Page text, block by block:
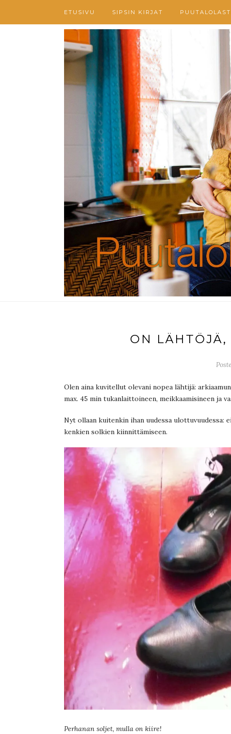
ETUSIVU SIPSIN KIRJAT
ON
Olen aina kuvitellut olevani nopea lähtijä:
max. 45 min tukanlaittoineen, meikkaamisineen ja
Nyt ollaan kuitenkin ihan uudessa ulottuvuudessa:
kenkien solkien kiinnittämiseen.
Perhanan soljet, mulla on kiire!